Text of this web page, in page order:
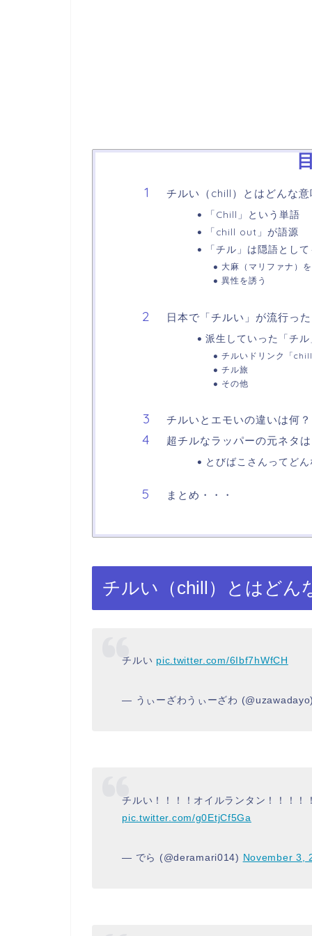
チルい（chill）とはどんな
「Chill」という単語
「chill out」が語源
「チル」は隠語とし
大麻（マリファナ）
異性を誘う
日本で「チルい」が流行っ
派生していった「チル
チルいドリンク「
チル旅
その他
チルいとエモいの違いは何？
超チルなラッパーの元ネタ
とびばこさんってど
まとめ・・・
チルい（chill）とはどん
チルい pic.twitter.com/6Ibf7hWfCH
— うぃーざわうぃーざわ
チルい！！！！オイルランタン！！！！
pic.twitter.com/g0EtjCf5Ga
— でら (@deramari014) November 3,